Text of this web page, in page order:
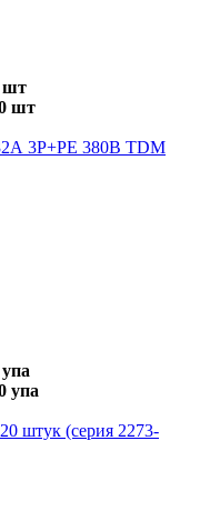
шт
шт
3Р+РЕ 380В TDM
упа
штук (серия 2273-